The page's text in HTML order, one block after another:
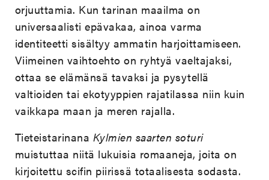
orjuuttamia. Kun tarinan maailma on
universaalisti epävakaa, ainoa varma
identiteetti sisältyy ammatin harjoittamiseen.
Viimeinen vaihtoehto on ryhtyä vaeltajaksi,
ottaa se elämänsä tavaksi ja pysytellä
valtioiden tai ekotyyppien rajatilassa niin kuin
vaikkapa maan ja meren rajalla.
Tieteistarinana Kylmien saarten soturi
muistuttaa niitä lukuisia romaaneja, joita on
kirjoitettu scifin piirissä totaalisesta sodasta.